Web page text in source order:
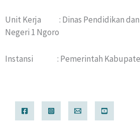
Unit Kerja : Dinas Pendidikan dan
Negeri 1 Ngoro
Instansi : Pemerintah